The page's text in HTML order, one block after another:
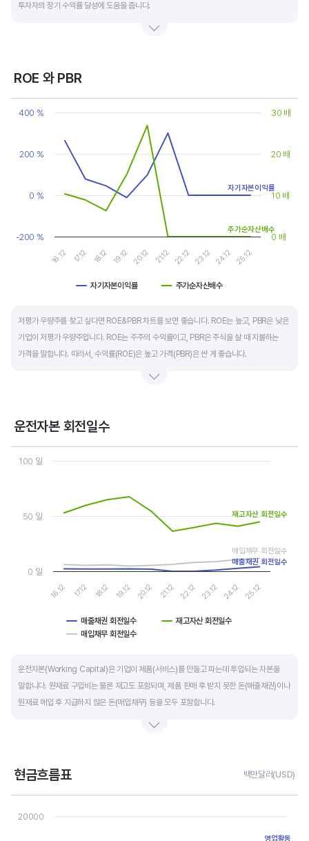
투자자의 장기 수익률 달성에 도움을 줍니다.
주당배당금의 비율입니다. 예를 들어 A 주식을 주당 100 달러에 매수하고 주당배당금으로
높을수록 좋습니다.
ROE 와 PBR
Chart
Line chart with 2 lines.
The chart has 1 X axis displaying categories.
The chart has 2 Y axes displaying values, and values.
자기자본이익률 주가순자산배수
16.12 17.12 18.12 19.12 20.12 21.12 22.12 23.12 24.12 25.12
-200 %
0 %
200 %
400 %
0 배
10 배
20 배
30 배
자기자본이익률
주가순자산배수
저평가 우량주를 찾고 싶다면 ROE&PBR 차트를 보면 좋습니다. ROE는 높고, PBR은 낮은
기업이 저평가 우량주입니다. ROE는 주주의 수익률이고, PBR은 주식을 살 때 지불하는
가격을 말합니다. 따라서, 수익률(ROE)은 높고 가격(PBR)은 싼 게 좋습니다.
운전자본 회전일수
Chart
Line chart with 3 lines.
The chart has 2 Y axes displaying values, and values.
매출채권 회전일수
재고자산 회전일수
매입채무 회전일수
16.12 17.12 18.12 19.12 20.12 21.12 22.12 23.12 24.12 25.12
0 일
50 일
100 일
매출채권 회전일수
재고자산 회전일수
매입채무 회전일수
운전자본(Working Capital)은 기업이 제품(서비스)를 만들고 파는데 투입되는 자본을
말합니다. 원재료 구입비는 물론 재고도 포함되며, 제품 판매 후 받지 못한 돈(매출채권)이나
원재료 매입 후 지급하지 않은 돈(매입채무) 등을 모두 포함합니다.
높습니다. 따라서 운전자본 규모 보다는 현금이 잘 돌고 있는지를 확인할 수 있는 운전자본
운전자본 회전일수는 낮을 수록 좋습니다. 운전자본 회전일수가 낮으면 회사의 현금 회전이
빠릅니다. 현금 → 원재료 → 제품 → 매출채권 → 현금으로 회수되는 기간이 짧아 회사의
현금흐름표 백만달러(USD)
Chart
View as data table, Chart
20000
영업활동